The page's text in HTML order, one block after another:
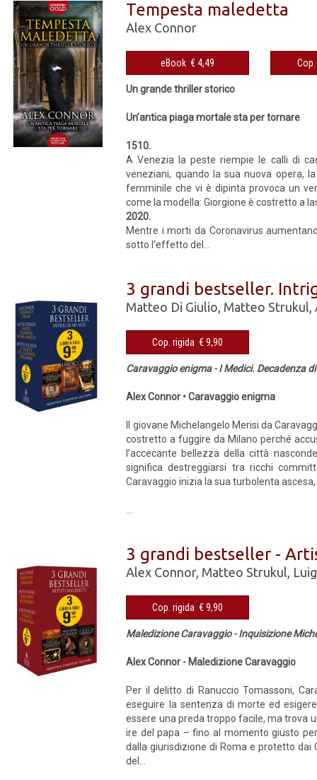
Tempesta maledetta
Alex Connor
eBook € 4,49
Un grande thriller storico
Un’antica piaga mortale sta per tornare
1510.
A Venezia la peste riempie le calli di
veneziani, quando la sua nuo­va opera,
femminile che vi è dipinta provoca un
come la modella: Giorgione è costretto a
2020.
Mentre i morti da Coronavirus
sotto l’effetto del...
3 grandi bestseller.
Matteo Di Giulio, Matteo Strukul,
Cop. rigida € 9,90
Caravaggio enigma - I Medici. Decadenza
Alex Connor • Caravaggio enigma
Il giovane Michelangelo Merisi da
costretto a fuggire da Milano perché
l’accecante bellezza della città
significa destreggiarsi tra ricchi
Caravaggio inizia la sua turbolenta
3 grandi bestseller -
Alex Connor, Matteo Strukul,
Cop. rigida € 9,90
Maledizione Caravaggio - Inquisizione
Alex Connor - Maledizione Caravaggio
Per il delitto di Ranuccio Tomassoni,
eseguire la sentenza di morte ed
essere una preda troppo facile, ma trova
ire del papa – fino al momento giusto
dalla giurisdizione di Roma e protetto dai
del...